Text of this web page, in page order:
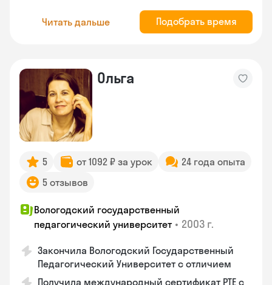
Читать дальше Подобрать время
Ольга
5 от 1092 ₽ за урок
24 года опыта
5 отзывов
Вологодский государственный
педагогический университет • 2003 г.
Закончила Вологодский Государственный
Педагогический Университет с отличием
Получила международный сертификат PTE с